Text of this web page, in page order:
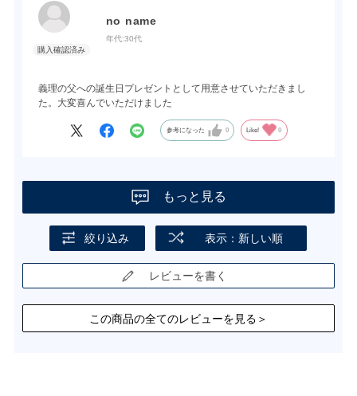
no name
年代:30代
義理の父への誕生日プレゼントとして用意させていただきまし
た。大変喜んでいただけました
参考になった 0 Like! 0
もっと見る
絞り込み 表示：新しい順
レビューを書く
この商品の全てのレビューを見る＞